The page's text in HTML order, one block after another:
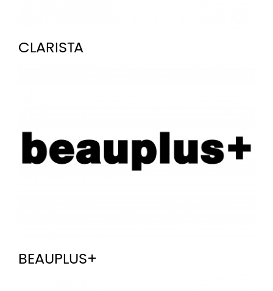
CLARISTA
BEAUPLUS+